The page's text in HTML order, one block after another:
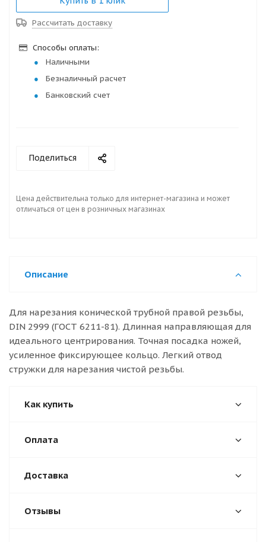
Рассчитать доставку
Способы оплаты:
Наличными
Безналичный расчет
Банковский счет
Поделиться
Цена действительна только для интернет-магазина и может
отличаться от цен в розничных магазинах
Описание
Для нарезания конической трубной правой резьбы,
DIN 2999 (ГОСТ 6211-81). Длинная направляющая для
идеального центрирования. Точная посадка ножей,
усиленное фиксирующее кольцо. Легкий отвод
стружки для нарезания чистой резьбы.
Как купить
Оплата
Доставка
Отзывы